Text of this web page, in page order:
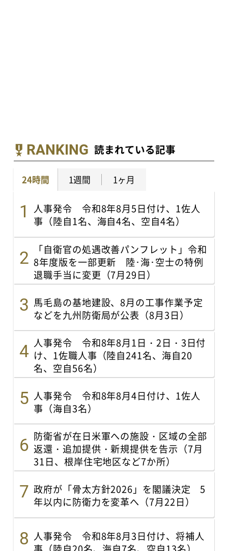
RANKING 読まれている記事
24時間 1週間 1ヶ月
人事発令 令和8年8月5日付け、1佐人
事（陸自1名、海自4名、空自4名）
「自衛官の処遇改善パンフレット」令和
8年度版を一部更新 陸･海･空士の特例
退職手当に変更（7月29日）
馬毛島の基地建設、8月の工事作業予定
などを九州防衛局が公表（8月3日）
人事発令 令和8年8月1日・2日・3日付
け、1佐職人事（陸自241名、海自20
名、空自56名）
人事発令 令和8年8月4日付け、1佐人
事（海自3名）
防衛省が在日米軍への施設・区域の全部
返還・追加提供・新規提供を告示（7月
31日、根岸住宅地区など7か所）
政府が「骨太方針2026」を閣議決定 5
年以内に防衛力を変革へ（7月22日）
人事発令 令和8年8月3日付け、将補人
事（陸自20名、海自7名、空自13名）